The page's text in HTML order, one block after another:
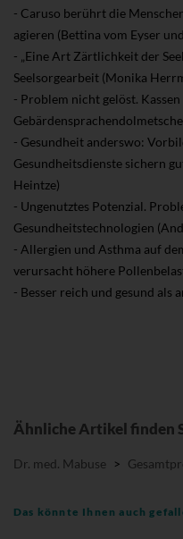
- Caruso berührt die
agieren (Bettina vom Eyser
- „Eine Art Zärtlichkeit der
Seelsorgearbeit (Monika
- Problem nicht gelöst. Kassen
- Gesundheit anderswo:
Gesundheitsdienste sichern
Heintze)
- Ungenutztes Potenzial.
Gesundheitstechnologien
- Allergien und Asthma auf
verursacht höhere
- Besser reich und gesund als
Ähnliche Artikel finden
Dr. med. Mabuse >
Das könnte Ihnen auch